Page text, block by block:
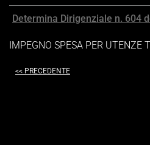
Determina Dirigenziale n. 604
IMPEGNO SPESA PER UTENZE
<< PRECEDENTE